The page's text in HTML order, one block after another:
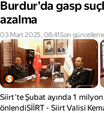
Burdur'da gasp
azalma
03 Mart 2025, 08:41Son
Siirt'te Şubat ayında 1
önlendiSİİRT - Siirt Valisi